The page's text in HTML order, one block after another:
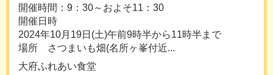
開催時間：9：30～およそ11：30
開催日時
2024年10月19日(土)午前9時半から11時半まで
場所 さつまいも畑(名所ヶ峯付近...
大府ふれあい食堂